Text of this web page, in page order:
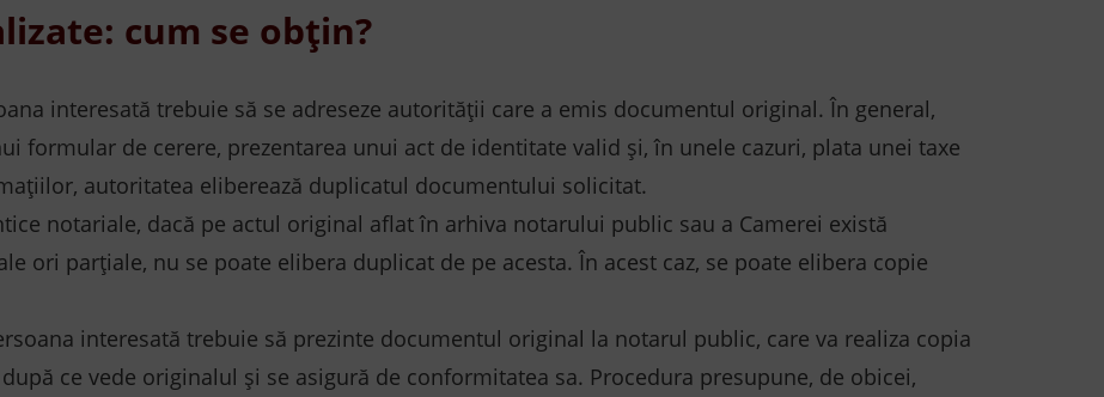
cum se obțin?
interesată trebuie să se adreseze autorității care a emis documentul original. În general,
formular de cerere, prezentarea unui act de identitate valid și, în unele cazuri, plata unei taxe
autoritatea eliberează duplicatul documentului solicitat.
notariale, dacă pe actul original aflat în arhiva notarului public sau a Camerei există
ori parţiale, nu se poate elibera duplicat de pe acesta. În acest caz, se poate elibera copie
interesată trebuie să prezinte documentul original la notarul public, care va realiza copia
ce vede originalul și se asigură de conformitatea sa. Procedura presupune, de obicei,